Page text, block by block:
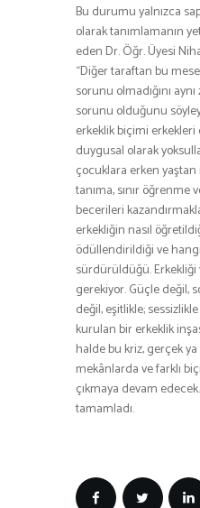
Bu durumu yalnızca
olarak tanımlamanın
eden Dr. Öğr. Üyesi
“Diğer taraftan bu
sorunu olmadığını
sorunu olduğunu
erkeklik biçimi erkekleri
duygusal olarak
çocuklara erken
tanıma, sınır öğrenme
becerileri
erkekliğin nasıl
ödüllendirildiği ve
sürdürüldüğü.
gerekiyor. Güçle değil,
değil, eşitlikle;
kurulan bir erkeklik
halde bu kriz, gerçek
mekânlarda ve farklı
çıkmaya devam
tamamladı.